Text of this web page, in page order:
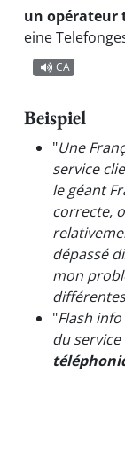
un opérateur
eine
CA
Beispiel
"Une
service
le géant
correcte,
dépassé
mon
"Flash
du